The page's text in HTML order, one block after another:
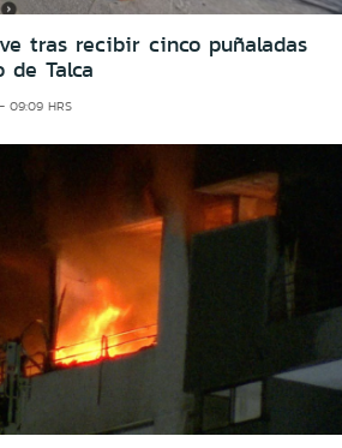
tras recibir cinco puñaladas
de Talca
09:09 HRS